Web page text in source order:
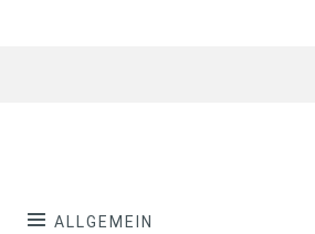
ALLGEMEIN